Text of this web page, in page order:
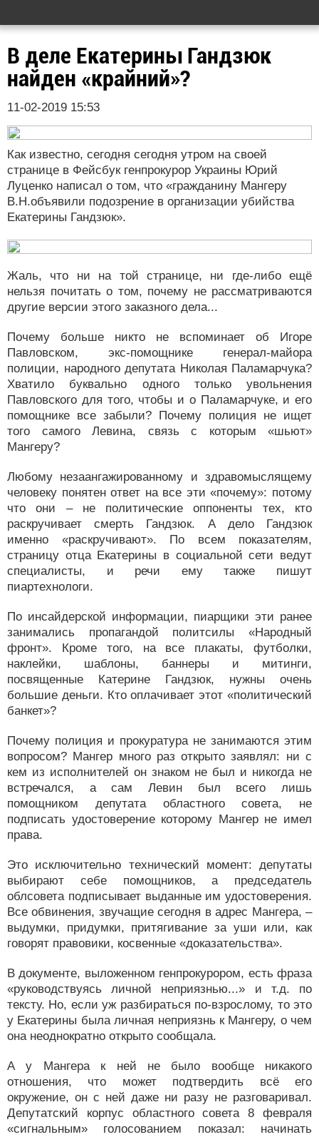
В деле Екатерины Гандзюк
найден «крайний»?
11-02-2019 15:53
Как известно, сегодня сегодня утром на своей
странице в Фейсбук генпрокурор Украины Юрий
Луценко написал о том, что «гражданину Мангеру
В.Н.объявили подозрение в организации убийства
Екатерины Гандзюк».
Жаль, что ни на той странице, ни где-либо ещё
нельзя почитать о том, почему не рассматриваются
другие версии этого заказного дела...
Почему больше никто не вспоминает об Игоре
Павловском, экс-помощнике генерал-майора
полиции, народного депутата Николая Паламарчука?
Хватило буквально одного только увольнения
Павловского для того, чтобы и о Паламарчуке, и его
помощнике все забыли? Почему полиция не ищет
того самого Левина, связь с которым «шьют»
Мангеру?
Любому незаангажированному и здравомыслящему
человеку понятен ответ на все эти «почему»: потому
что они – не политические оппоненты тех, кто
раскручивает смерть Гандзюк. А дело Гандзюк
именно «раскручивают». По всем показателям,
страницу отца Екатерины в социальной сети ведут
специалисты, и речи ему также пишут
пиартехнологи.
По инсайдерской информации, пиарщики эти ранее
занимались пропагандой политсилы «Народный
фронт». Кроме того, на все плакаты, футболки,
наклейки, шаблоны, баннеры и митинги,
посвященные Катерине Гандзюк, нужны очень
большие деньги. Кто оплачивает этот «политический
банкет»?
Почему полиция и прокуратура не занимаются этим
вопросом? Мангер много раз открыто заявлял: ни с
кем из исполнителей он знаком не был и никогда не
встречался, а сам Левин был всего лишь
помощником депутата областного совета, не
подписать удостоверение которому Мангер не имел
права.
Это исключительно технический момент: депутаты
выбирают себе помощников, а председатель
облсовета подписывает выданные им удостоверения.
Все обвинения, звучащие сегодня в адрес Мангера, –
выдумки, придумки, притягивание за уши или, как
говорят правовики, косвенные «доказательства».
В документе, выложенном генпрокурором, есть фраза
«руководствуясь личной неприязнью...» и т.д. по
тексту. Но, если уж разбираться по-взрослому, то это
у Екатерины была личная неприязнь к Мангеру, о чем
она неоднократно открыто сообщала.
А у Мангера к ней не было вообще никакого
отношения, что может подтвердить всё его
окружение, он с ней даже ни разу не разговаривал.
Депутатский корпус областного совета 8 февраля
«сигнальным» голосованием показал: начинать